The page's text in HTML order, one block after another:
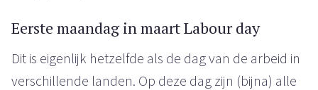
Eerste maandag in maart Labour day
Dit is eigenlijk hetzelfde als de dag van de arbeid in
verschillende landen. Op deze dag zijn (bijna) alle